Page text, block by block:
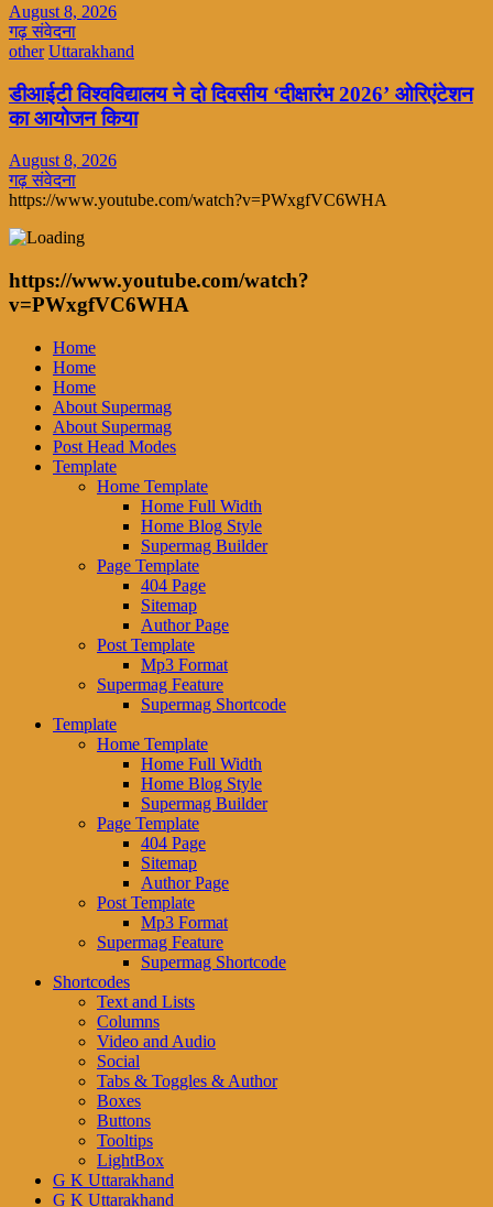
August 8, 2026
गढ़ संवेदना
other Uttarakhand
डीआईटी विश्वविद्यालय ने दो दिवसीय ‘दीक्षारंभ 2026’ ओरिएंटेशन
का आयोजन किया
August 8, 2026
गढ़ संवेदना
https://www.youtube.com/watch?v=PWxgfVC6WHA
https://www.youtube.com/watch?
v=PWxgfVC6WHA
Home
Home
Home
About Supermag
About Supermag
Post Head Modes
Template
Home Template
Home Full Width
Home Blog Style
Supermag Builder
Page Template
404 Page
Sitemap
Author Page
Post Template
Mp3 Format
Supermag Feature
Supermag Shortcode
Template
Home Template
Home Full Width
Home Blog Style
Supermag Builder
Page Template
404 Page
Sitemap
Author Page
Post Template
Mp3 Format
Supermag Feature
Supermag Shortcode
Shortcodes
Text and Lists
Columns
Video and Audio
Social
Tabs & Toggles & Author
Boxes
Buttons
Tooltips
LightBox
G K Uttarakhand
G K Uttarakhand